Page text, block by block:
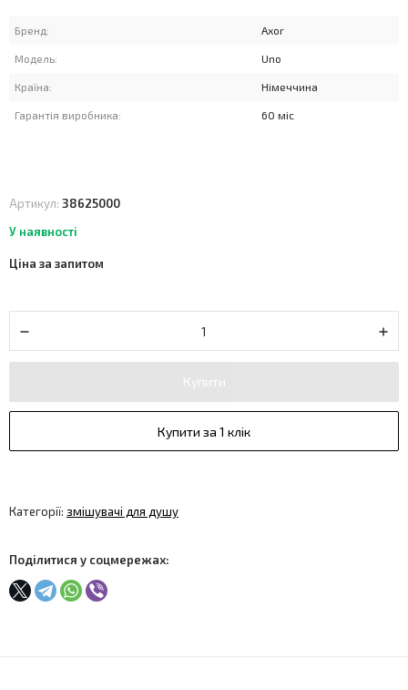
Бренд: Axor
Модель: Uno
Країна: Німеччина
Гарантія виробника: 60 міс
Артикул: 38625000
У наявності
Ціна за запитом
Купити
Купити за 1 клік
Категорії: змішувачі для душу
Поділитися у соцмережах: